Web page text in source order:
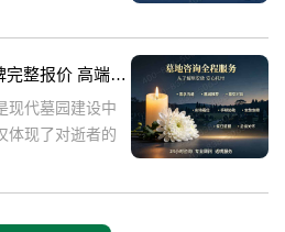
历史上著名的皇
清东陵万佛园景观艺术墓碑完整报价 高端墓型大额直降活动详解
现代墓园建设中
体现了对逝者的
的传承。本文